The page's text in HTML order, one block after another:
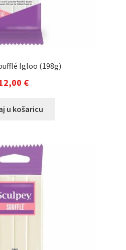
Igloo (198g)
€
u košaricu